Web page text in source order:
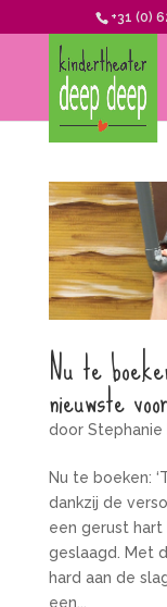
+31 (0)
Nu te
nieuwste
door Stephanie
Nu te boeken:
dankzij de
een gerust hart
geslaagd. Met
hard aan de
een...